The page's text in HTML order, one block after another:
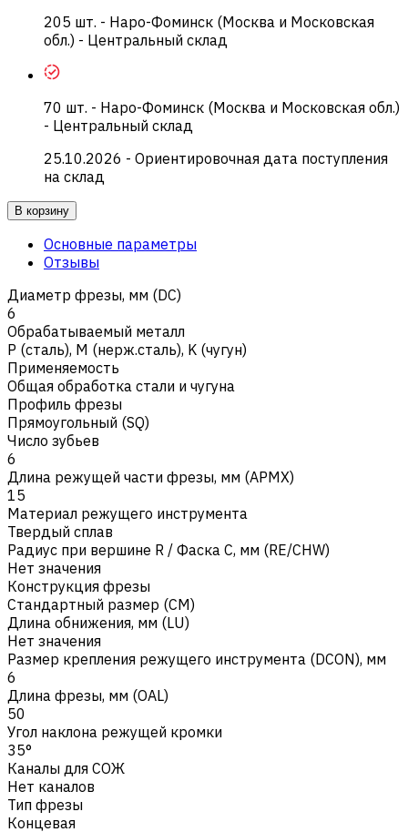
205 шт. - Наро-Фоминск (Москва и Московская
обл.) - Центральный склад
70 шт. - Наро-Фоминск (Москва и Московская обл.)
- Центральный склад
25.10.2026 - Ориентировочная дата поступления
на склад
В корзину
Основные параметры
Отзывы
Диаметр фрезы, мм (DC)
6
Обрабатываемый металл
Р (сталь), M (нерж.сталь), K (чугун)
Применяемость
Общая обработка стали и чугуна
Профиль фрезы
Прямоугольный (SQ)
Число зубьев
6
Длина режущей части фрезы, мм (APMX)
15
Материал режущего инструмента
Твердый сплав
Радиус при вершине R / Фаска C, мм (RE/CHW)
Нет значения
Конструкция фрезы
Стандартный размер (CM)
Длина обнижения, мм (LU)
Нет значения
Размер крепления режущего инструмента (DCON), мм
6
Длина фрезы, мм (OAL)
50
Угол наклона режущей кромки
35°
Каналы для СОЖ
Нет каналов
Тип фрезы
Концевая